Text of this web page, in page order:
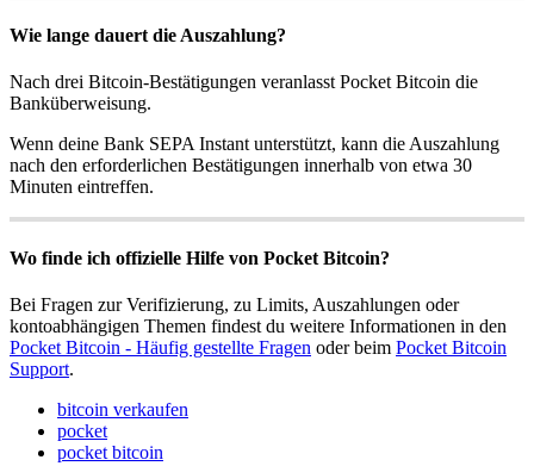
Wie lange dauert die Auszahlung?
Nach drei Bitcoin-Bestätigungen veranlasst Pocket Bitcoin die
Banküberweisung.
Wenn deine Bank SEPA Instant unterstützt, kann die Auszahlung
nach den erforderlichen Bestätigungen innerhalb von etwa 30
Minuten eintreffen.
Wo finde ich offizielle Hilfe von Pocket Bitcoin?
Bei Fragen zur Verifizierung, zu Limits, Auszahlungen oder
kontoabhängigen Themen findest du weitere Informationen in den
Pocket Bitcoin - Häufig gestellte Fragen oder beim Pocket Bitcoin
Support.
bitcoin verkaufen
pocket
pocket bitcoin